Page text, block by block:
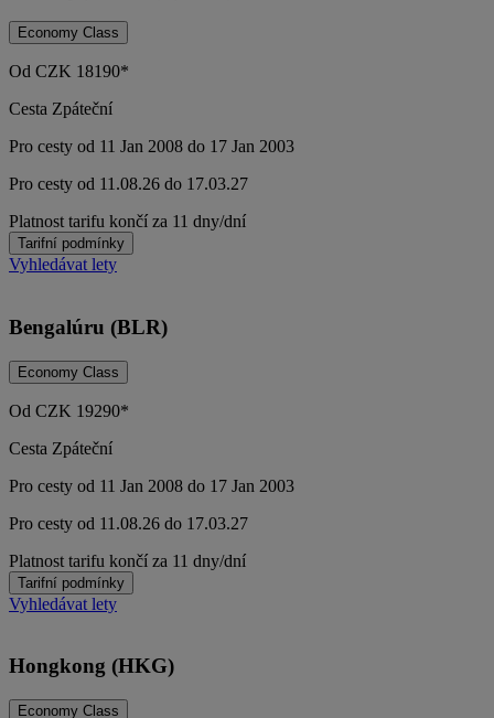
Economy Class
Od CZK 18190*
Cesta Zpáteční
Pro cesty od 11 Jan 2008 do 17 Jan 2003
Pro cesty od 11.08.26 do 17.03.27
Platnost tarifu končí za 11 dny/dní
Tarifní podmínky
Vyhledávat lety
Bengalúru (BLR)
Economy Class
Od CZK 19290*
Cesta Zpáteční
Pro cesty od 11 Jan 2008 do 17 Jan 2003
Pro cesty od 11.08.26 do 17.03.27
Platnost tarifu končí za 11 dny/dní
Tarifní podmínky
Vyhledávat lety
Hongkong (HKG)
Economy Class